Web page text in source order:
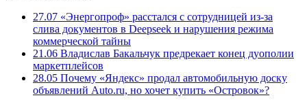
27.07 «Энергопроф» расстался с сотрудницей из-за
слива документов в Deepseek и нарушения режима
коммерческой тайны
21.06 Владислав Бакальчук предрекает конец дуополии
маркетплейсов
28.05 Почему «Яндекс» продал автомобильную доску
объявлений Auto.ru, но хочет купить «Островок»?